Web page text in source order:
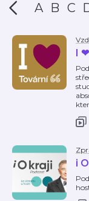
A B C
I
i